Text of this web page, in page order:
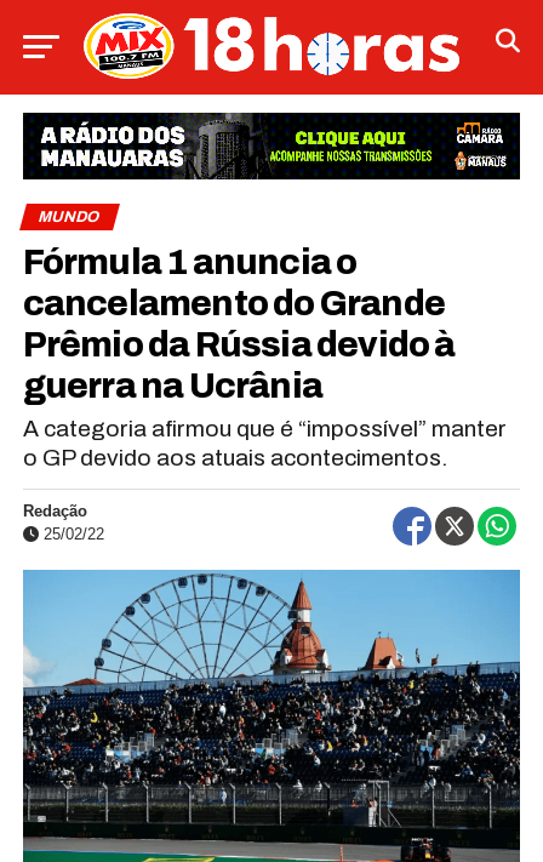
MUNDO
Fórmula 1 anuncia o
cancelamento do Grande
Prêmio da Rússia devido à
guerra na Ucrânia
A categoria afirmou que é “impossível” manter
o GP devido aos atuais acontecimentos.
Redação
25/02/22